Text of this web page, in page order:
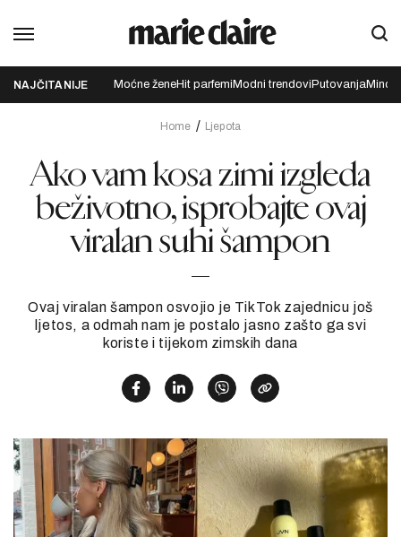
NAJČITANIJE Moćne ženeHit parfemi Modni trendovi Putovanja
Home Ljepota
Ako vam kosa zimi izgleda
beživotno, isprobajte ovaj
viralan suhi šampon
Ovaj viralan šampon osvojio je TikTok zajednicu još
ljetos, a odmah nam je postalo jasno zašto ga svi
koriste i tijekom zimskih dana